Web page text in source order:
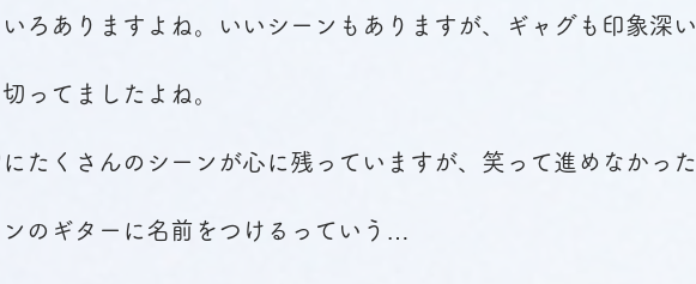
ろありますよね。いいシーンもありますが、ギャグも印象深
ってましたよね。
たくさんのシーンが心に残っていますが、笑って進めなかっ
のギターに名前をつけるっていう…